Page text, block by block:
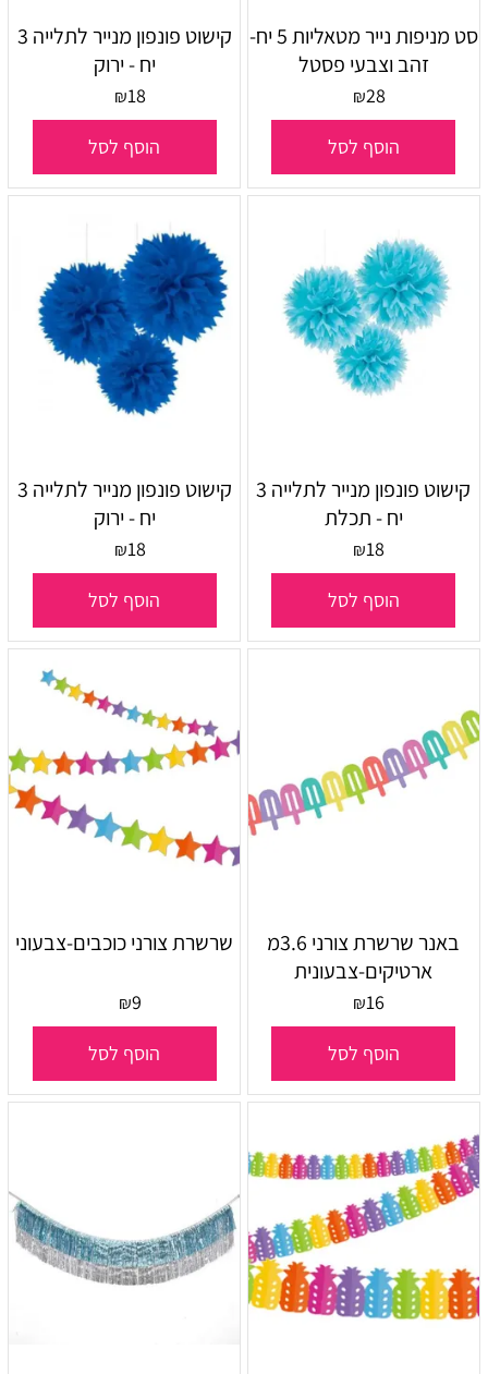
סט מניפות נייר מטאליות 5 יח-
זהב וצבעי פסטל
₪28
הוסף לסל
קישוט פונפון מנייר לתלייה 3
יח - ירוק
₪18
הוסף לסל
קישוט פונפון מנייר לתלייה 3
יח - תכלת
₪18
הוסף לסל
קישוט פונפון מנייר לתלייה 3
יח - ירוק
₪18
הוסף לסל
באנר שרשרת צורני 3.6מ
ארטיקים-צבעונית
₪16
הוסף לסל
שרשרת צורני כוכבים-צבעוני
₪9
הוסף לסל